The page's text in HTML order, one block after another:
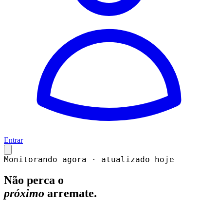
Entrar
Monitorando agora · atualizado hoje
Não perca o
próximo arremate.